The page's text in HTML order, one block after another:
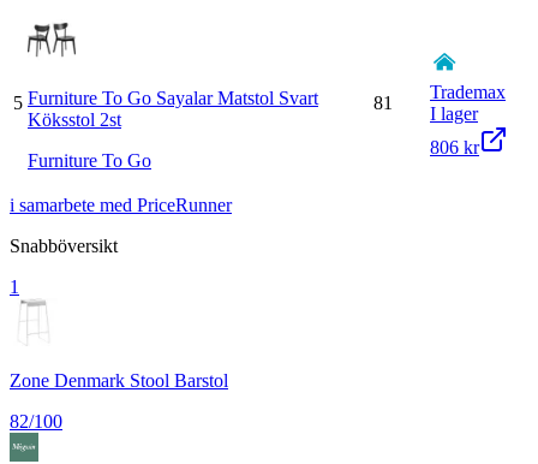
5 Furniture To Go Sayalar Matstol Svart
Köksstol 2st
Furniture To Go
81
Trademax
I lager
806 kr
i samarbete med PriceRunner
Snabböversikt
1
Zone Denmark Stool Barstol
82/100